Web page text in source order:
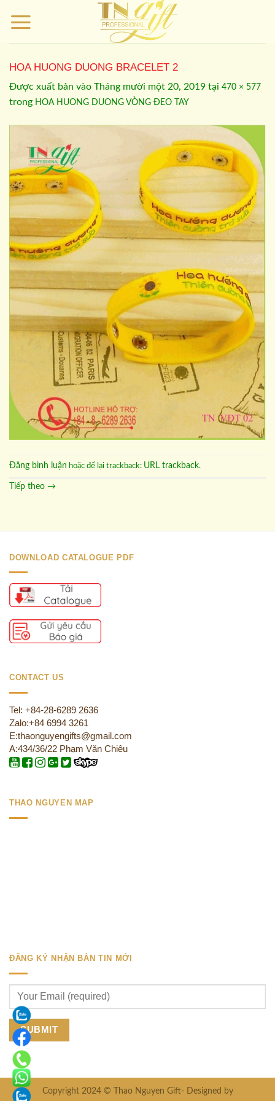
qua
HOA HUONG DUONG BRACELET 2
Được xuất bản vào Tháng mười một 20, 2019 tại 470 × 577
trong HOA HUONG DUONG VÒNG ĐEO TAY
Đăng bình luận hoặc để lại trackback: URL trackback.
Tiếp theo →
DOWNLOAD CATALOGUE PDF
CONTACT US
Tel: +84-28-6289 2636
Zalo:+84 6994 3261
E:thaonguyengifts@gmail.com
A:434/36/22 Phạm Văn Chiêu
THAO NGUYEN MAP
ĐĂNG KÝ NHẬN BẢN TIN MỚI
Copyright 2024 © Thao Nguyen Gift- Designed by